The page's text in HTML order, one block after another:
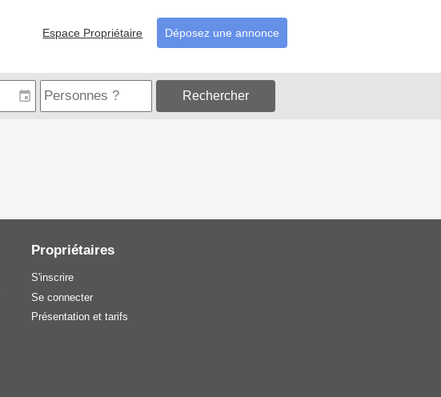
Espace Propriétaire Déposez une annonce
Rechercher
Propriétaires
S'inscrire
Se connecter
Présentation et tarifs